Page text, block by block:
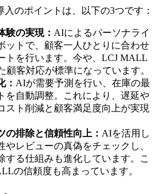
のポイントは、以下の3つです：
験の実現： AIによるパーソナライ
ットで、顧客一人ひとりに合わせ
トを行います。今や、LCJ MALL
顧客対応が標準になっています。
： AIが需要予測を行い、在庫の最
を自動調整。これにより、遅延や
スト削減と顧客満足度向上が実現
の排除と信頼性向上： AIを活用し
やレビューの真偽をチェックし、
する仕組みも進化しています。こ
の信頼度も高まっています。